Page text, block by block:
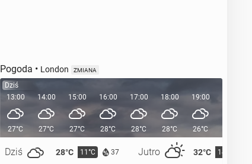
Pogoda • London ZMIANA
Dziś
13:00
27°C
Dziś 28°C 11°C 37 Jutro 32°C 14°C
14:00
27°C
15:00
27°C
16:00
28°C
17:00
28°C
18:00
28°C
19:00
26°C